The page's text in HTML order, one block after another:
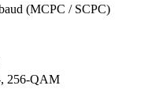
(MCPC / SCPC)
, 256-QAM